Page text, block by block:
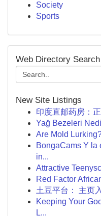
Society
Sports
Web Directory Search
New Site Listings
印度直邮药房：
Yağ Bezeleri
Are Mold
BongaCams Y la
in...
Attractive
Red Factor
土豆平台： 主页
Keeping Your
L...